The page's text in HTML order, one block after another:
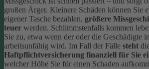
großen Ärger. Kleinere Schäden können Sie
eigener Tasche bezahlen, größere
teuer werden. Schlimmstenfalls kommen
Sie zu, etwa wenn der oder die Geschädigte
arbeitsunfähig wird. Im Fall der Fälle steht
Haftpflichtversicherung finanziell für Sie
welcher Höhe Sie für einen Schaden